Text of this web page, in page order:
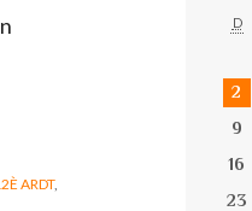
ARDT,
D
2
9
16
23